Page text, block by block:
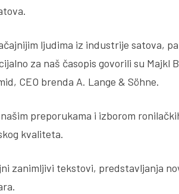
ljudima iz industrije satova,
za naš časopis govorili su Majkl
CEO brenda A. Lange & Söhne.
preporukama i izborom
kvaliteta.
zanimljivi tekstovi, predstavljanja